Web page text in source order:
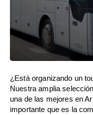
¿Está organizando un
Nuestra amplia
una de las mejores en
importante que es la